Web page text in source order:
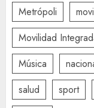
Metrópoli
Movilidad
Música
salud
sport